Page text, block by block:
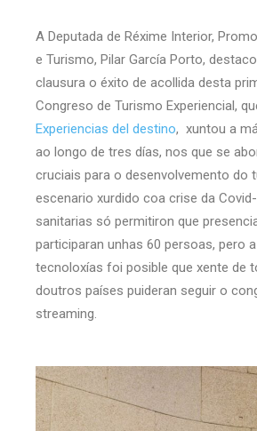
A Deputada de Réxime Interior,
e Turismo, Pilar García Porto,
clausura o éxito de acollida desta
Congreso de Turismo Experiencial,
Experiencias del destino, xuntou a
ao longo de tres días, nos que se
cruciais para o desenvolvemento do
escenario xurdido coa crise da
sanitarias só permitiron que
participaran unhas 60 persoas, pero
tecnoloxías foi posible que xente de
doutros países puideran seguir o
streaming.